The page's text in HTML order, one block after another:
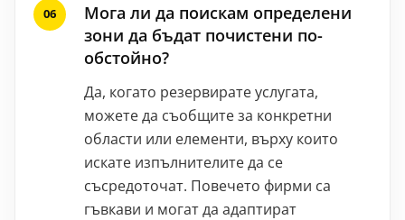
Мога ли да поискам определени
зони да бъдат почистени по-
обстойно?
Да, когато резервирате услугата,
можете да съобщите за конкретни
области или елементи, върху които
искате изпълнителите да се
съсредоточат. Повечето фирми са
гъвкави и могат да адаптират